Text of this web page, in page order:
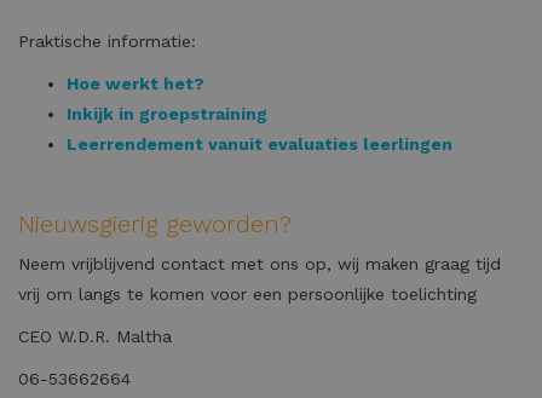
Praktische informatie:
Hoe werkt het?
Inkijk in groepstraining
Leerrendement vanuit evaluaties leerlingen
Nieuwsgierig geworden?
Neem vrijblijvend contact met ons op, wij maken graag tijd
vrij om langs te komen voor een persoonlijke toelichting
CEO W.D.R. Maltha
06-53662664